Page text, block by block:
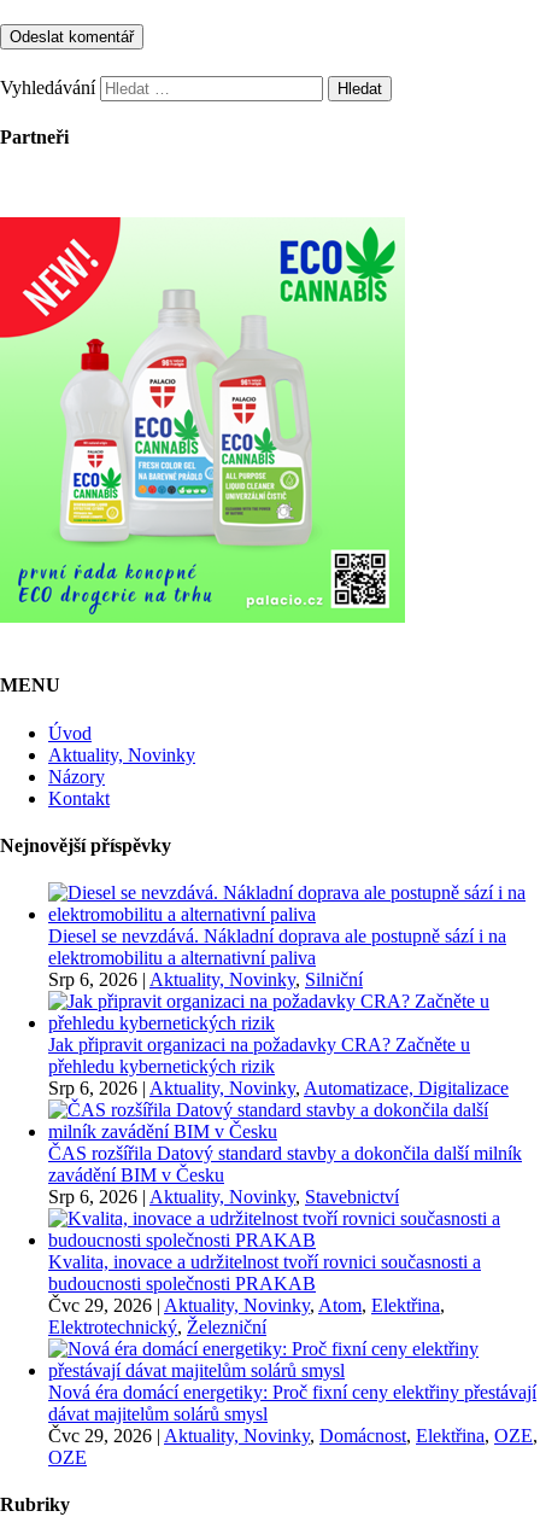
Vyhledávání
Partneři
MENU
Úvod
Aktuality, Novinky
Názory
Kontakt
Nejnovější příspěvky
Diesel se nevzdává. Nákladní doprava ale postupně sází i na
elektromobilitu a alternativní paliva
Srp 6, 2026 | Aktuality, Novinky, Silniční
Jak připravit organizaci na požadavky CRA? Začněte u
přehledu kybernetických rizik
Srp 6, 2026 | Aktuality, Novinky, Automatizace, Digitalizace
ČAS rozšířila Datový standard stavby a dokončila další milník
zavádění BIM v Česku
Srp 6, 2026 | Aktuality, Novinky, Stavebnictví
Kvalita, inovace a udržitelnost tvoří rovnici současnosti a
budoucnosti společnosti PRAKAB
Čvc 29, 2026 | Aktuality, Novinky, Atom, Elektřina,
Elektrotechnický, Železniční
Nová éra domácí energetiky: Proč fixní ceny elektřiny přestávají
dávat majitelům solárů smysl
Čvc 29, 2026 | Aktuality, Novinky, Domácnost, Elektřina, OZE,
OZE
Rubriky